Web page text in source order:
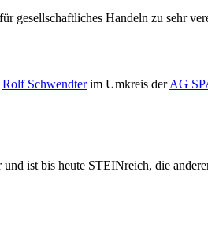
gesellschaftliches Handeln zu sehr
Rolf Schwendterim Umkreis derAG
ist bis heute STEINreich, die